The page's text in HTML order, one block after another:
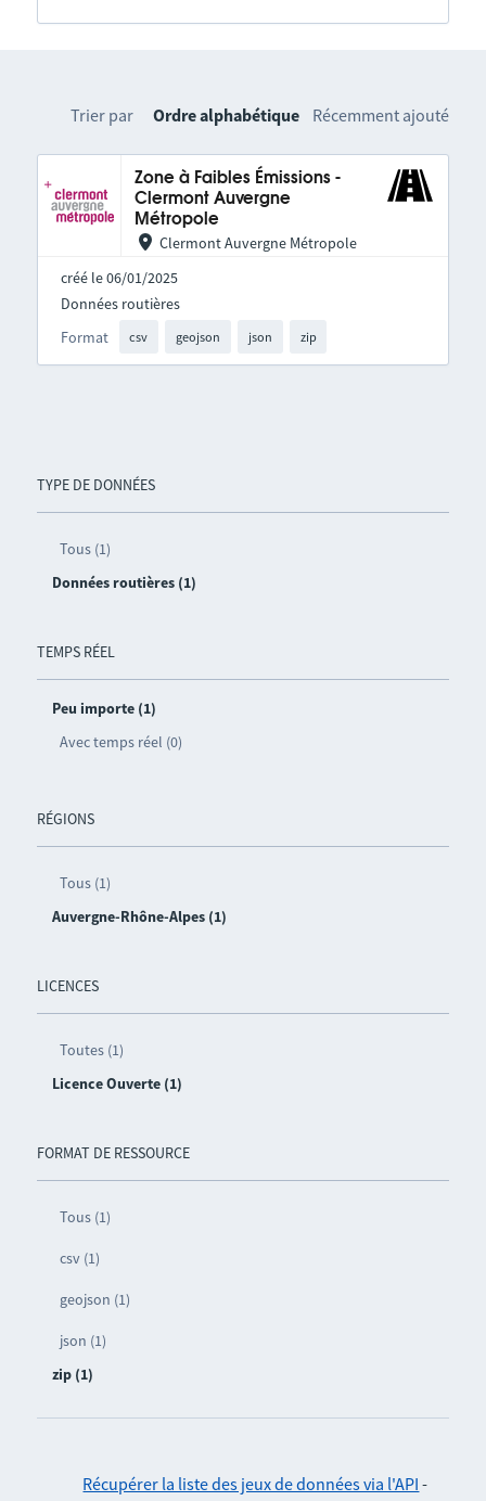
TYPE DE DONNÉES
Tous (1)
Données routières (1)
TEMPS RÉEL
Peu importe (1)
Avec temps réel (0)
RÉGIONS
Tous (1)
Auvergne-Rhône-Alpes (1)
LICENCES
Toutes (1)
Licence Ouverte (1)
FORMAT DE RESSOURCE
Tous (1)
csv (1)
geojson (1)
json (1)
zip (1)
Trier par Ordre alphabétique Récemment ajouté
Zone à Faibles Émissions -
Clermont Auvergne
Métropole
Clermont Auvergne Métropole
créé le 06/01/2025
Format csv geojson json zip
Données routières
Récupérer la liste des jeux de données via l'API -